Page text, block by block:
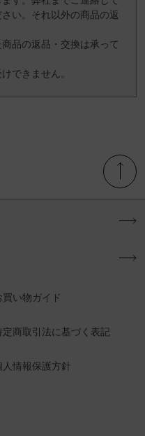
い。それ以外の商品の返
品の返品・交換は承って
できません。
買い物ガイド
定商取引法に基づく表記
人情報保護方針